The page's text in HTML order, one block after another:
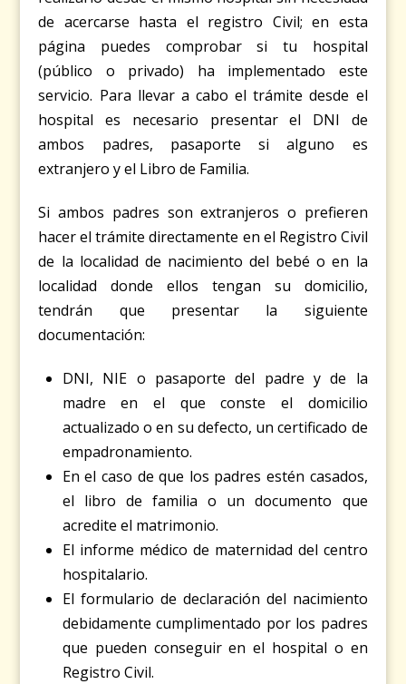
de acercarse hasta el registro Civil; en esta
página puedes comprobar si tu hospital
(público o privado) ha implementado este
servicio. Para llevar a cabo el trámite desde el
hospital es necesario presentar el DNI de
ambos padres, pasaporte si alguno es
extranjero y el Libro de Familia.
Si ambos padres son extranjeros o prefieren
hacer el trámite directamente en el Registro Civil
de la localidad de nacimiento del bebé o en la
localidad donde ellos tengan su domicilio,
tendrán que presentar la siguiente
documentación:
DNI, NIE o pasaporte del padre y de la
madre en el que conste el domicilio
actualizado o en su defecto, un certificado de
empadronamiento.
En el caso de que los padres estén casados,
el libro de familia o un documento que
acredite el matrimonio.
El informe médico de maternidad del centro
hospitalario.
El formulario de declaración del nacimiento
debidamente cumplimentado por los padres
que pueden conseguir en el hospital o en
Registro Civil.